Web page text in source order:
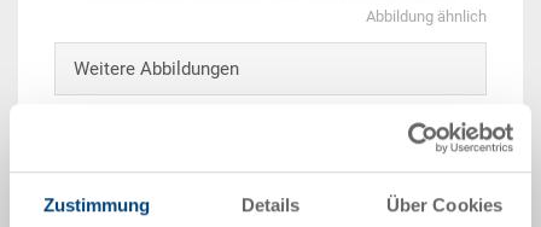
Zustimmung Details Über Cookies
Abbildung ähnlich
Weitere Abbildungen